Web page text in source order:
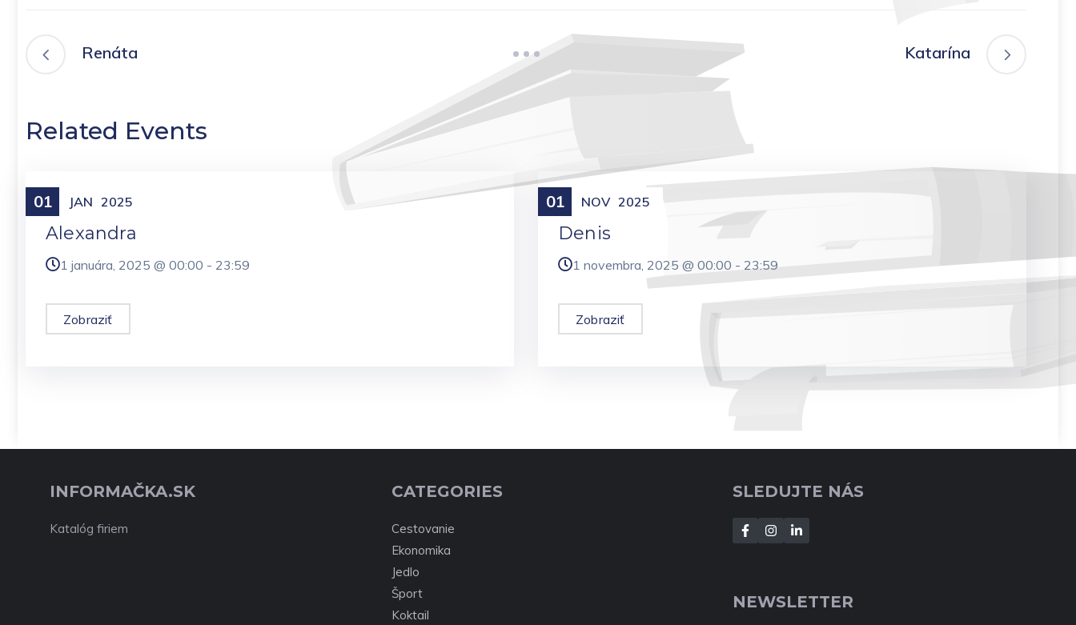
Renáta Katarína
Related Events
01 JAN 2025
Meniny
Alexandra
1 januára, 2025 @ 00:00 - 23:59
Zobraziť
01 NOV 2025
Meniny
Denis
1 novembra, 2025 @ 00:00 - 23:59
Zobraziť
INFORMAČKA.SK
Katalóg firiem
CATEGORIES
Cestovanie
Ekonomika
Jedlo
Šport
Koktail
SLEDUJTE NÁS
NEWSLETTER